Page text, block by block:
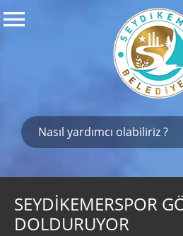
SEYDİKEMERSPOR
DOLDURUYOR